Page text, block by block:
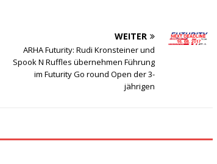
WEITER
ARHA Futurity: Rudi Kronsteiner und
Spook N Ruffles übernehmen Führung
im Futurity Go round Open der 3-
jährigen